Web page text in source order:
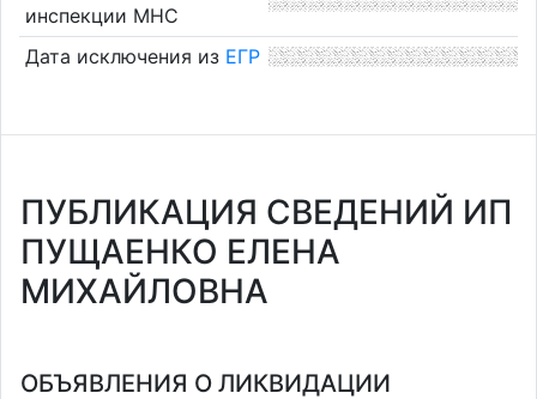
инспекции МНС
Дата исключения из ЕГР
ПУБЛИКАЦИЯ СВЕДЕНИЙ ИП
ПУЩАЕНКО ЕЛЕНА
МИХАЙЛОВНА
ОБЪЯВЛЕНИЯ О ЛИКВИДАЦИИ